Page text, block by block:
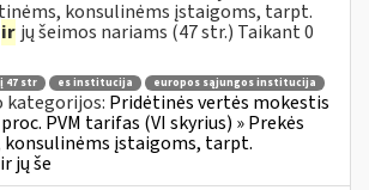
konsulinėms įstaigoms, tarpt.
ir jų šeimos nariams (47 str.) Taikant 0
47 str es institucija europos sąjungos institucija
kategorijos: Pridėtinės vertės mokestis
PVM tarifas (VI skyrius) » Prekės
įstaigoms, tarpt.
jų še